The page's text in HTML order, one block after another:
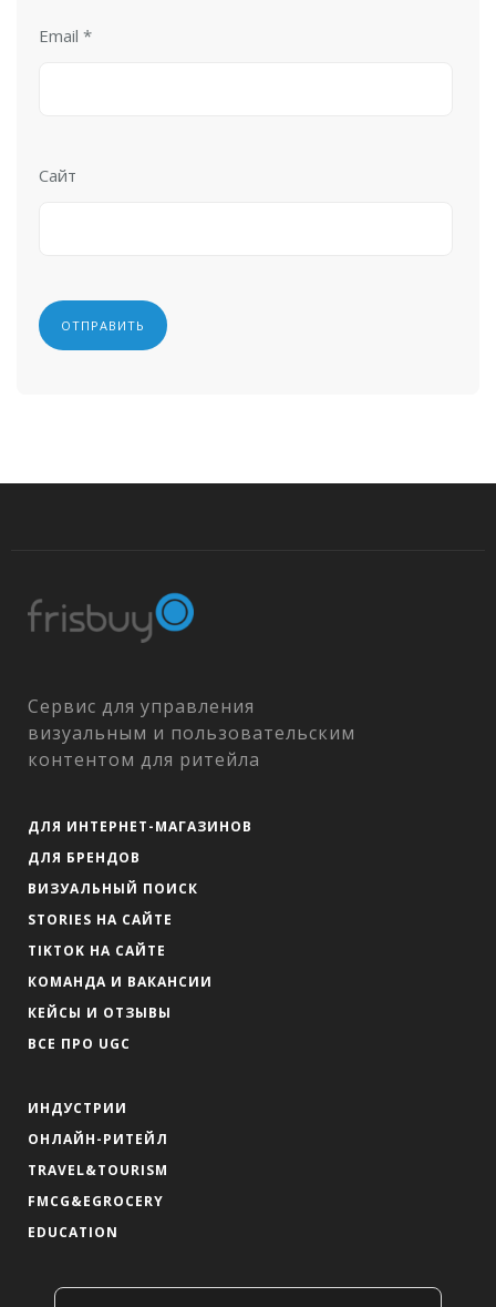
Email *
Сайт
Сервис для управления
визуальным и пользовательским
контентом для ритейла
ДЛЯ ИНТЕРНЕТ-МАГАЗИНОВ
ДЛЯ БРЕНДОВ
ВИЗУАЛЬНЫЙ ПОИСК
STORIES НА САЙТЕ
TIKTOK НА САЙТЕ
КОМАНДА И ВАКАНСИИ
КЕЙСЫ И ОТЗЫВЫ
ВСЕ ПРО UGC
ИНДУСТРИИ
ОНЛАЙН-РИТЕЙЛ
TRAVEL&TOURISM
FMCG&EGROCERY
EDUCATION